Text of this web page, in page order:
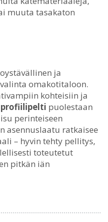
muuta tasakaton
ja
omakotitaloon.
kohteisiin ja
profiilipelti puolestaan
perinteiseen
asennuslaatu ratkaisee
– hyvin tehty pellitys,
toteutetut
pitkän iän